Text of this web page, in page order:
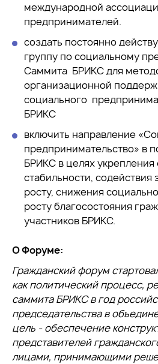
международной
предпринимателей.
создать постоянно
группу по социальному
Саммита БРИКС для
организационной
социального
БРИКС
включить направление
предпринимательство» в
БРИКС в целях укрепления
стабильности,
росту, снижения
росту благосостояния
участников БРИКС.
О Форуме:
Гражданский форум
как политический процесс,
саммита БРИКС в год
председательства в
цель - обеспечение
представителей
лицами, принимающими